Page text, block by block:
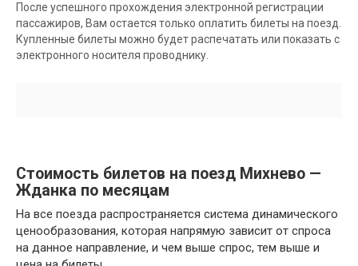
После успешного прохождения электронной регистрации
пассажиров, Вам остается только оплатить билеты на поезд.
Купленные билеты можно будет распечатать или показать с
электронного носителя проводнику.
Стоимость билетов на поезд Михнево —
Жданка по месяцам
На все поезда распространяется система динамического
ценообразования, которая напрямую зависит от спроса
на данное направление, и чем выше спрос, тем выше и